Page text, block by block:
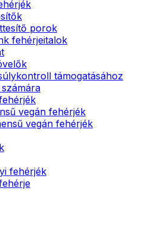
porok
fehérjeitalok
támogatásához
vegán fehérjék
vegán fehérjék
fehérjék